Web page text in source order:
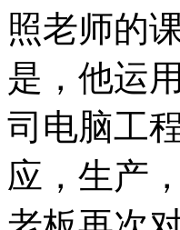
照老师的
是，他运
司电脑工
应，生产